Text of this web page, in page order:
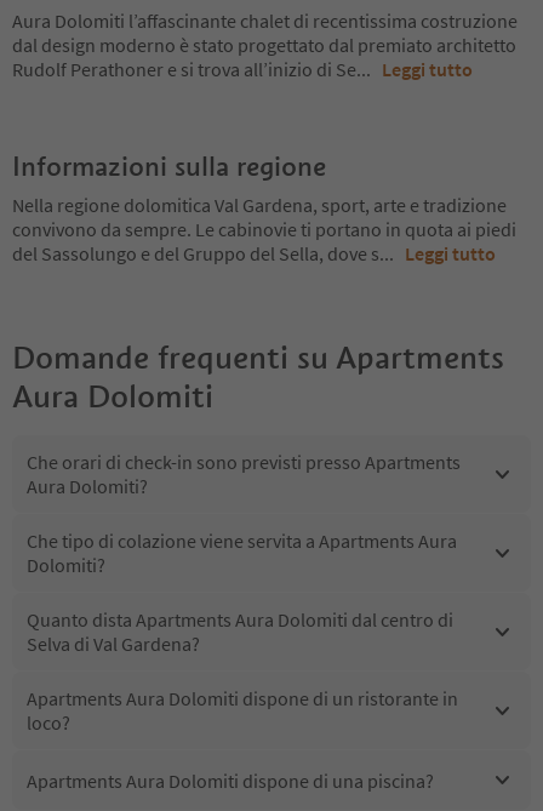
Aura Dolomiti l’affascinante chalet di recentissima costruzione
dal design moderno è stato progettato dal premiato architetto
Rudolf Perathoner e si trova all’inizio di Se... Leggi tutto
Informazioni sulla regione
Nella regione dolomitica Val Gardena, sport, arte e tradizione
convivono da sempre. Le cabinovie ti portano in quota ai piedi
del Sassolungo e del Gruppo del Sella, dove s... Leggi tutto
Domande frequenti su Apartments
Aura Dolomiti
Che orari di check-in sono previsti presso Apartments
Aura Dolomiti?
Che tipo di colazione viene servita a Apartments Aura
Dolomiti?
Quanto dista Apartments Aura Dolomiti dal centro di
Selva di Val Gardena?
Apartments Aura Dolomiti dispone di un ristorante in
loco?
Apartments Aura Dolomiti dispone di una piscina?